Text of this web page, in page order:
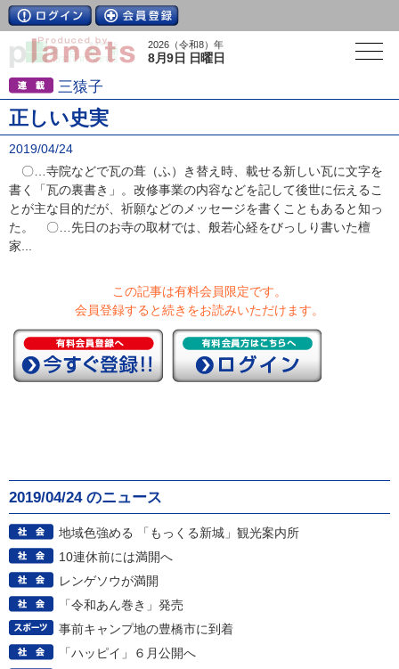
2026（令和8）年
8月9日 日曜日
三猿子
正しい史実
2019/04/24
〇…寺院などで瓦の葺（ふ）き替え時、載せる新しい瓦に文字を
書く「瓦の裏書き」。改修事業の内容などを記して後世に伝えるこ
とが主な目的だが、祈願などのメッセージを書くこともあると知っ
た。 〇…先日のお寺の取材では、般若心経をびっしり書いた檀
家...
この記事は有料会員限定です。
会員登録すると続きをお読みいただけます。
2019/04/24 のニュース
地域色強める 「もっくる新城」観光案内所
10連休前には満開へ
レンゲソウが満開
「令和あん巻き」発売
事前キャンプ地の豊橋市に到着
「ハッピイ」６月公開へ